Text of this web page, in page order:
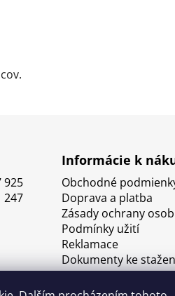
925
247
Informácie k
Obchodné
Doprava a platba
Zásady ochrany
Podmínky užití
Reklamace
Dokumenty ke